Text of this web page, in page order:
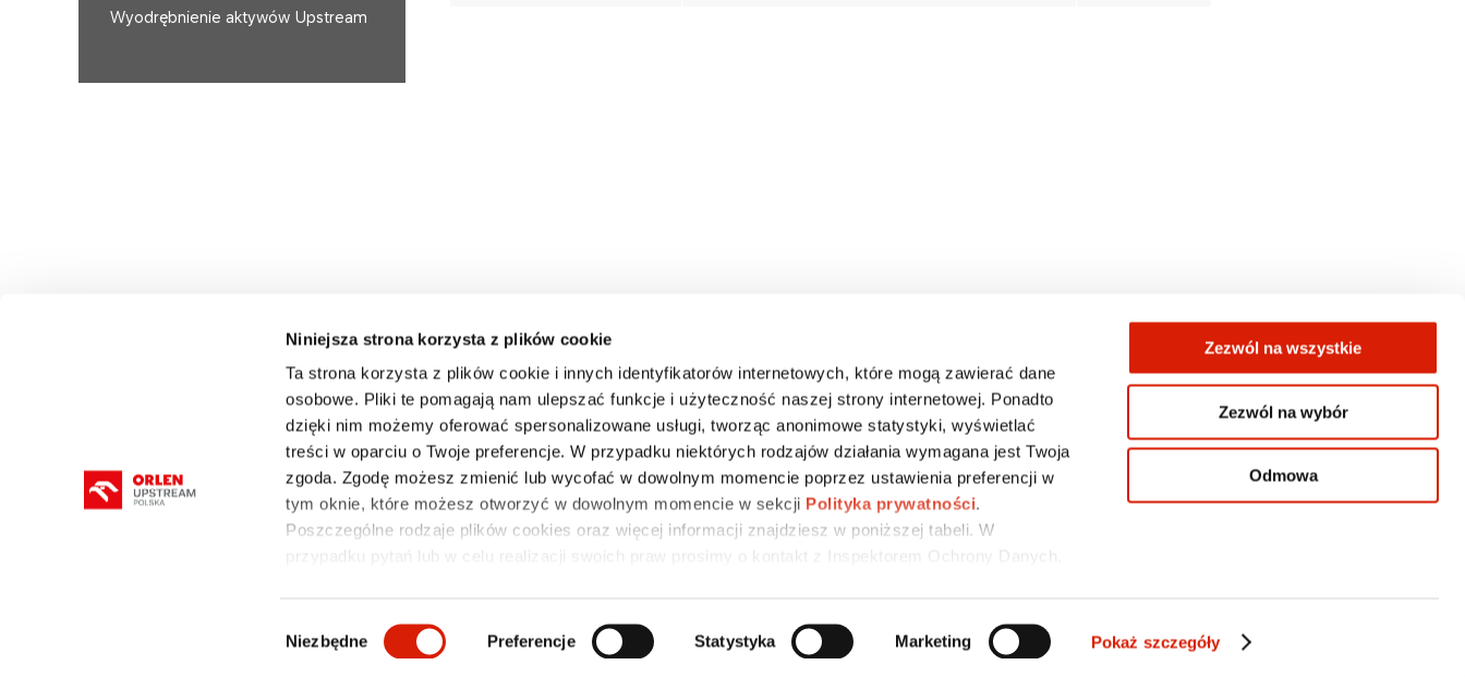
Niniejsza strona korzysta z plików cookie
Ta strona korzysta z plików cookie i innych identyfikatorów internetowych, które mogą zawierać dane
osobowe. Pliki te pomagają nam ulepszać funkcje i użyteczność naszej strony internetowej. Ponadto
dzięki nim możemy oferować spersonalizowane usługi, tworząc anonimowe statystyki, wyświetlać
treści w oparciu o Twoje preferencje. W przypadku niektórych rodzajów działania wymagana jest Twoja
zgoda. Zgodę możesz zmienić lub wycofać w dowolnym momencie poprzez ustawienia preferencji w
tym oknie, które możesz otworzyć w dowolnym momencie w sekcji Polityka prywatności.
Poszczególne rodzaje plików cookies oraz więcej informacji znajdziesz w poniższej tabeli. W
przypadku pytań lub w celu realizacji swoich praw prosimy o kontakt z Inspektorem Ochrony Danych.
zgody
Niezbędne Preferencje Statystyka Marketing Pokaż szczegóły
Zezwól na wszystkie
Zezwól na wybór
Odmowa
Wyodrębnienie aktywów Upstream
DZIAŁALNOŚĆ ROPA I GAZ DLA MEDIÓW CSR KARIERA KONTAKT